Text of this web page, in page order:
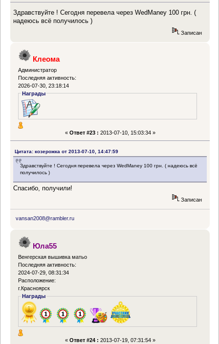
Здравствуйте ! Сегодня перевела через WedManey 100 грн. (
надеюсь всё получилось )
Записан
Клеома
Администратор
Последняя активность:
2026-07-30, 23:18:14
Награды
« Ответ #23 : 2013-07-10, 15:03:34 »
Цитата: козерожка от 2013-07-10, 14:47:59
Здравствуйте ! Сегодня перевела через WedManey 100 грн. ( надеюсь всё
получилось )
Спасибо, получили!
Записан
vansan2008@rambler.ru
Юла55
Венгерская вышивка матьо
Последняя активность:
2024-07-29, 08:31:34
Расположение:
г.Красноярск
Награды
« Ответ #24 : 2013-07-19, 07:31:54 »